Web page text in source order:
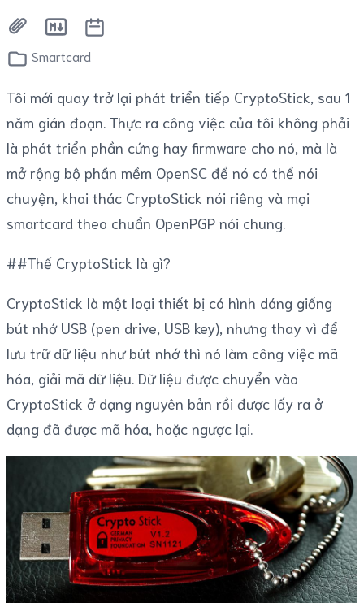
Smartcard
Tôi mới quay trở lại phát triển tiếp CryptoStick, sau 1
năm gián đoạn. Thực ra công việc của tôi không phải
là phát triển phần cứng hay firmware cho nó, mà là
mở rộng bộ phần mềm OpenSC để nó có thể nói
chuyện, khai thác CryptoStick nói riêng và mọi
smartcard theo chuẩn OpenPGP nói chung.
##Thế CryptoStick là gì?
CryptoStick là một loại thiết bị có hình dáng giống
bút nhớ USB (pen drive, USB key), nhưng thay vì để
lưu trữ dữ liệu như bút nhớ thì nó làm công việc mã
hóa, giải mã dữ liệu. Dữ liệu được chuyển vào
CryptoStick ở dạng nguyên bản rồi được lấy ra ở
dạng đã được mã hóa, hoặc ngược lại.